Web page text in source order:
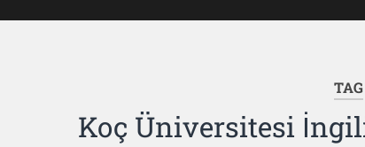
TAG
Koç Üniversitesi